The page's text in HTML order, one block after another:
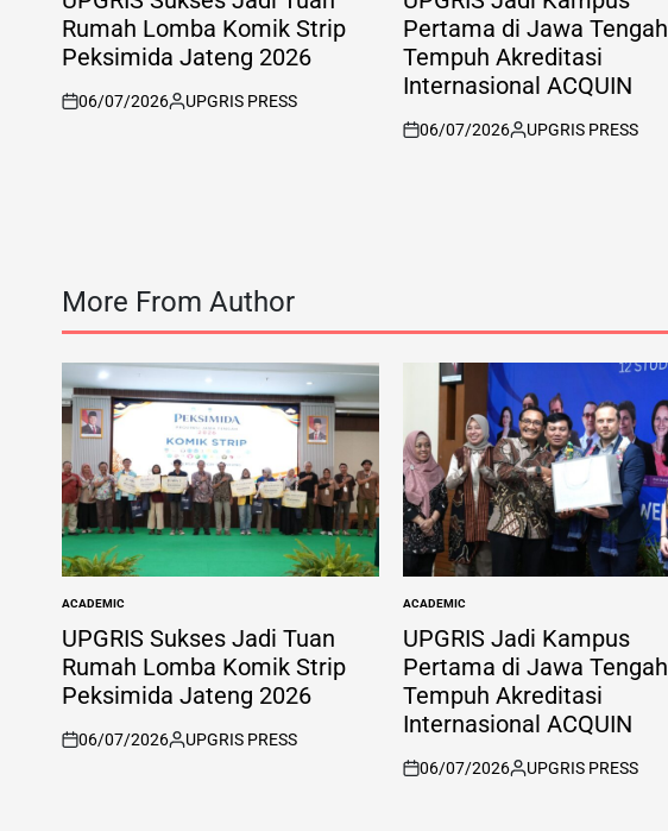
Rumah Lomba Komik Strip
Peksimida Jateng 2026
on
06/07/2026
Posted
UPGRIS PRESS
Pertama di Jawa Tengah
Tempuh Akreditasi
Internasional ACQUIN
on
06/07/2026
Posted
UPGRIS PRESS
More From Author
POSTED
IN
ACADEMIC
UPGRIS Sukses Jadi Tuan
Rumah Lomba Komik Strip
Peksimida Jateng 2026
on
06/07/2026
Posted
UPGRIS PRESS
POSTED
IN
ACADEMIC
UPGRIS Jadi Kampus
Pertama di Jawa Tengah
Tempuh Akreditasi
Internasional ACQUIN
on
06/07/2026
Posted
UPGRIS PRESS